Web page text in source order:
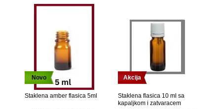
Novo
Staklena amber flasica 5ml
Akcija
Staklena flasica 10 ml sa
kapaljkom i zatvaracem